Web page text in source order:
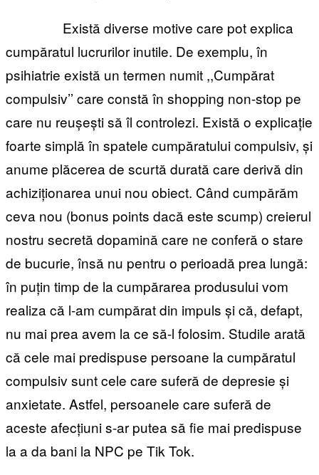
Există diverse motive care pot explica
cumpăratul lucrurilor inutile. De exemplu, în
psihiatrie există un termen numit ,,Cumpărat
compulsiv’’ care constă în shopping non-stop pe
care nu reușești să îl controlezi. Există o explicație
foarte simplă în spatele cumpăratului compulsiv, și
anume plăcerea de scurtă durată care derivă din
achiziționarea unui nou obiect. Când cumpărăm
ceva nou (bonus points dacă este scump) creierul
nostru secretă dopamină care ne conferă o stare
de bucurie, însă nu pentru o perioadă prea lungă:
în puțin timp de la cumpărarea produsului vom
realiza că l-am cumpărat din impuls și că, defapt,
nu mai prea avem la ce să-l folosim. Studile arată
că cele mai predispuse persoane la cumpăratul
compulsiv sunt cele care suferă de depresie și
anxietate. Astfel, persoanele care suferă de
aceste afecțiuni s-ar putea să fie mai predispuse
la a da bani la NPC pe Tik Tok.